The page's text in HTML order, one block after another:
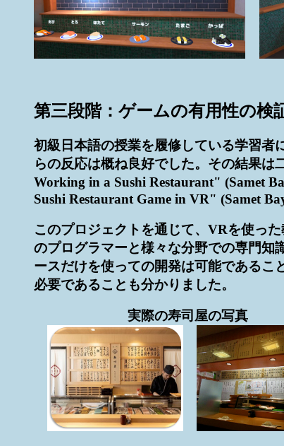
第三段階：ゲームの有用性の検
初級日本語の授業を履修している学習者
らの反応は概ね良好でした。その結果
Working in a Sushi Restaurant" (Samet
Sushi Restaurant Game in VR" (Samet
このプロジェクトを通じて、VRを使っ
のプログラマーと様々な分野での専門知
ースだけを使っての開発は可能であるこ
必要であることも分かりました。
実際の寿司屋の写真